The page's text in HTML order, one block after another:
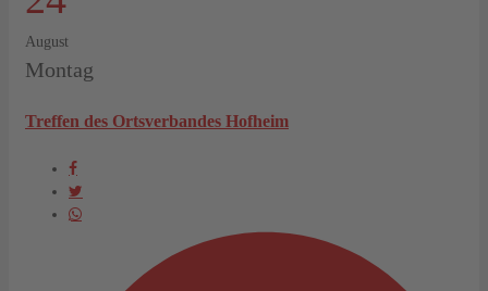
August
Montag
Treffen des Ortsverbandes Hofheim